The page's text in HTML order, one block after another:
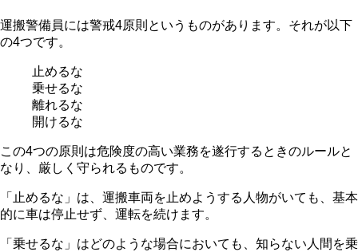
運搬警備員には警戒4原則というものがあります。それが以下
の4つです。
止めるな
乗せるな
離れるな
開けるな
この4つの原則は危険度の高い業務を遂行するときのルールと
なり、厳しく守られるものです。
「止めるな」は、運搬車両を止めようする人物がいても、基本
的に車は停止せず、運転を続けます。
「乗せるな」はどのような場合においても、知らない人間を乗